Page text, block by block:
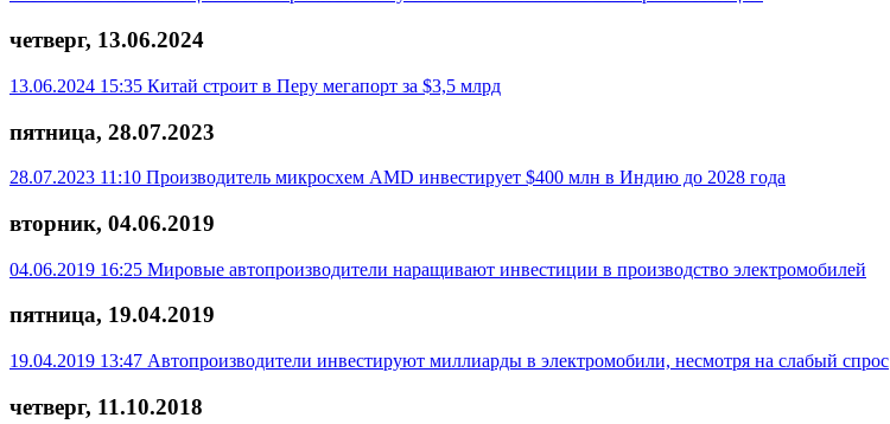
четверг, 13.06.2024
13.06.2024 15:35 Китай строит в Перу мегапорт за $3,5 млрд
пятница, 28.07.2023
28.07.2023 11:10 Производитель микросхем AMD инвестирует $400 млн в Индию до 2028 года
вторник, 04.06.2019
04.06.2019 16:25 Мировые автопроизводители наращивают инвестиции в производство электромобилей
пятница, 19.04.2019
19.04.2019 13:47 Автопроизводители инвестируют миллиарды в электромобили, несмотря на слабый спрос
четверг, 11.10.2018